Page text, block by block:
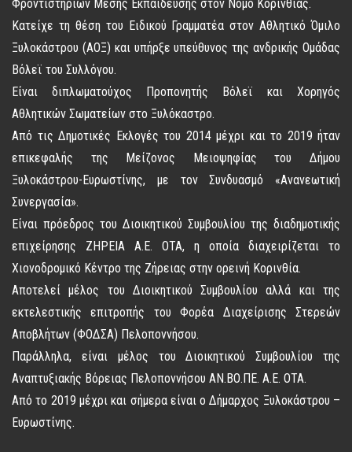
Φροντιστηρίων Μέσης Εκπαίδευσης στον Νομό Κορινθίας.
Κατείχε τη θέση του Ειδικού Γραμματέα στον Αθλητικό Όμιλο
Ξυλοκάστρου (ΑΟΞ) και υπήρξε υπεύθυνος της ανδρικής Ομάδας
Βόλεϊ του Συλλόγου.
Είναι διπλωματούχος Προπονητής Βόλεϊ και Χορηγός
Αθλητικών Σωματείων στο Ξυλόκαστρο.
Από τις Δημοτικές Εκλογές του 2014 μέχρι και το 2019 ήταν
επικεφαλής της Μείζονος Μειοψηφίας του Δήμου
Ξυλοκάστρου-Ευρωστίνης, με τον Συνδυασμό «Ανανεωτική
Συνεργασία».
Είναι πρόεδρος του Διοικητικού Συμβουλίου της διαδημοτικής
επιχείρησης ΖΗΡΕΙΑ Α.Ε. ΟΤΑ, η οποία διαχειρίζεται το
Χιονοδρομικό Κέντρο της Ζήρειας στην ορεινή Κορινθία.
Αποτελεί μέλος του Διοικητικού Συμβουλίου αλλά και της
εκτελεστικής επιτροπής του Φορέα Διαχείρισης Στερεών
Αποβλήτων (ΦΟΔΣΑ) Πελοποννήσου.
Παράλληλα, είναι μέλος του Διοικητικού Συμβουλίου της
Αναπτυξιακής Βόρειας Πελοποννήσου ΑΝ.ΒΟ.ΠΕ. Α.Ε. ΟΤΑ.
Από το 2019 μέχρι και σήμερα είναι ο Δήμαρχος Ξυλοκάστρου –
Ευρωστίνης.